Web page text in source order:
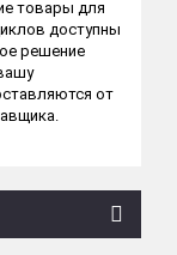
товары для
доступны
решение
от